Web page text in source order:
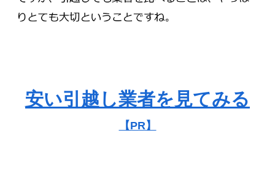
安い引越し業者を見てみる
【PR】